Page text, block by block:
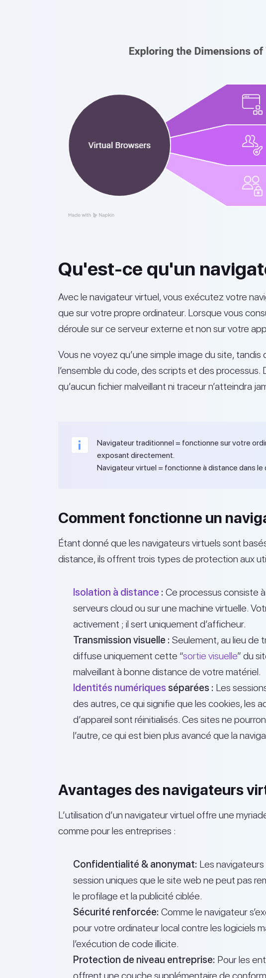
Qu'est-ce qu'un
Avec le navigateur virtuel, vous exécutez votre
que sur votre propre ordinateur. Lorsque vous
déroule sur ce serveur externe et non sur votre
Vous ne voyez qu’une simple image du site,
l’ensemble du code, des scripts et des
qu’aucun fichier malveillant ni traceur n’atteindra
Navigateur traditionnel = fonctionne sur votre
exposant directement.
Navigateur virtuel = fonctionne à distance dans le
Comment fonctionne un
Étant donné que les navigateurs virtuels sont
distance, ils offrent trois types de protection aux
Isolation à distance : Ce processus consiste
serveurs cloud ou sur une machine virtuelle.
activement ; il sert uniquement d’afficheur.
Transmission visuelle : Seulement, au lieu de
diffuse uniquement cette “sortie visuelle” du
malveillant à bonne distance de votre matériel.
Identités numériques séparées : Les
des autres, ce qui signifie que les cookies, les
d’appareil sont réinitialisés. Ces sites ne
l’autre, ce qui est bien plus avancé que la
Avantages des navigateurs
L’utilisation d’un navigateur virtuel offre une
comme pour les entreprises :
Confidentialité & anonymat: Les
session uniques que le site web ne peut pas
le profilage et la publicité ciblée.
Sécurité renforcée: Comme le navigateur
pour votre ordinateur local contre les logiciels
l’exécution de code illicite.
Protection de niveau entreprise: Pour les